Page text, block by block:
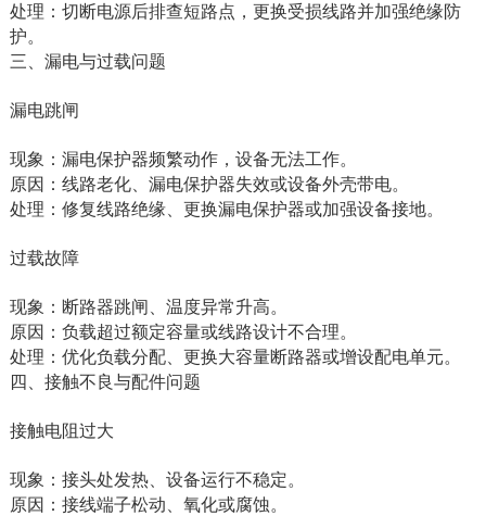
处理‌：切断电源后排查短路点，更换受损线路并加强绝缘防
护‌。
三、漏电与过载问题
漏电跳闸‌
现象‌：漏电保护器频繁动作，设备无法工作。
原因‌：线路老化、漏电保护器失效或设备外壳带电。
处理‌：修复线路绝缘、更换漏电保护器或加强设备接地‌。
过载故障‌
现象‌：断路器跳闸、温度异常升高。
原因‌：负载超过额定容量或线路设计不合理。
处理‌：优化负载分配、更换大容量断路器或增设配电单元‌。
四、接触不良与配件问题
接触电阻过大‌
现象‌：接头处发热、设备运行不稳定。
原因‌：接线端子松动、氧化或腐蚀。